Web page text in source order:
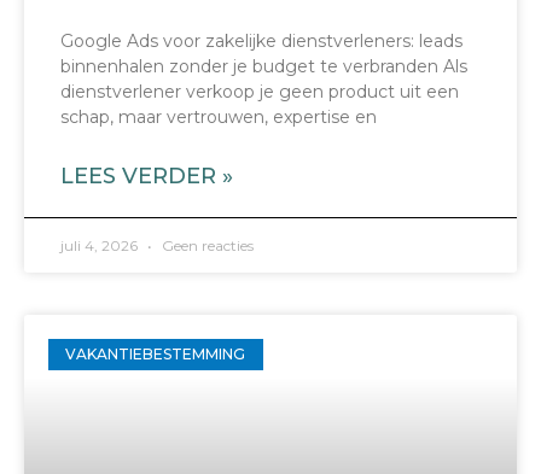
Google Ads voor zakelijke dienstverleners: leads
binnenhalen zonder je budget te verbranden Als
dienstverlener verkoop je geen product uit een
schap, maar vertrouwen, expertise en
LEES VERDER »
juli 4, 2026 Geen reacties
VAKANTIEBESTEMMING